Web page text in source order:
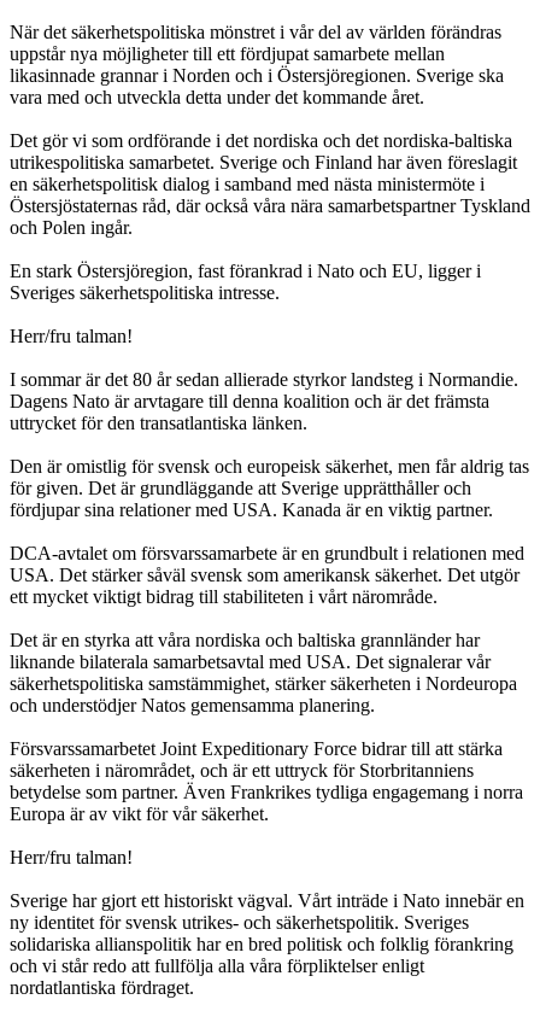
När det säkerhetspolitiska mönstret i vår del av världen förändras
uppstår nya möjligheter till ett fördjupat samarbete mellan
likasinnade grannar i Norden och i Östersjöregionen. Sverige ska
vara med och utveckla detta under det kommande året.
Det gör vi som ordförande i det nordiska och det nordiska-baltiska
utrikespolitiska samarbetet. Sverige och Finland har även föreslagit
en säkerhetspolitisk dialog i samband med nästa ministermöte i
Östersjöstaternas råd, där också våra nära samarbetspartner Tyskland
och Polen ingår.
En stark Östersjöregion, fast förankrad i Nato och EU, ligger i
Sveriges säkerhetspolitiska intresse.
Herr/fru talman!
I sommar är det 80 år sedan allierade styrkor landsteg i Normandie.
Dagens Nato är arvtagare till denna koalition och är det främsta
uttrycket för den transatlantiska länken.
Den är omistlig för svensk och europeisk säkerhet, men får aldrig tas
för given. Det är grundläggande att Sverige upprätthåller och
fördjupar sina relationer med USA. Kanada är en viktig partner.
DCA-avtalet om försvarssamarbete är en grundbult i relationen med
USA. Det stärker såväl svensk som amerikansk säkerhet. Det utgör
ett mycket viktigt bidrag till stabiliteten i vårt närområde.
Det är en styrka att våra nordiska och baltiska grannländer har
liknande bilaterala samarbetsavtal med USA. Det signalerar vår
säkerhetspolitiska samstämmighet, stärker säkerheten i Nordeuropa
och understödjer Natos gemensamma planering.
Försvarssamarbetet Joint Expeditionary Force bidrar till att stärka
säkerheten i närområdet, och är ett uttryck för Storbritanniens
betydelse som partner. Även Frankrikes tydliga engagemang i norra
Europa är av vikt för vår säkerhet.
Herr/fru talman!
Sverige har gjort ett historiskt vägval. Vårt inträde i Nato innebär en
ny identitet för svensk utrikes- och säkerhetspolitik. Sveriges
solidariska allianspolitik har en bred politisk och folklig förankring
och vi står redo att fullfölja alla våra förpliktelser enligt
nordatlantiska fördraget.